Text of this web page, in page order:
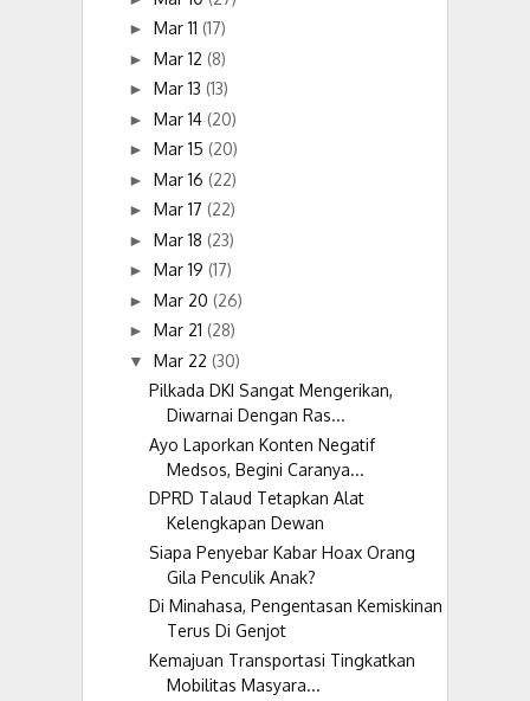
► Mar 11 (17)
► Mar 12 (8)
► Mar 13 (13)
► Mar 14 (20)
► Mar 15 (20)
► Mar 16 (22)
► Mar 17 (22)
► Mar 18 (23)
► Mar 19 (17)
► Mar 20 (26)
► Mar 21 (28)
▼ Mar 22 (30)
Pilkada DKI Sangat Mengerikan,
Diwarnai Dengan Ras...
Ayo Laporkan Konten Negatif
Medsos, Begini Caranya...
DPRD Talaud Tetapkan Alat
Kelengkapan Dewan
Siapa Penyebar Kabar Hoax Orang
Gila Penculik Anak?
Di Minahasa, Pengentasan Kemiskinan
Terus Di Genjot
Kemajuan Transportasi Tingkatkan
Mobilitas Masyara...